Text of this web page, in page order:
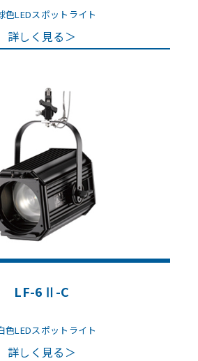
色LEDスポットライト
詳しく見る＞
LF-6Ⅱ-C
色LEDスポットライト
詳しく見る＞